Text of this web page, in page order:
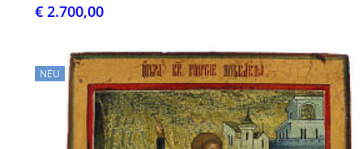
€ 2.700,00
NEU